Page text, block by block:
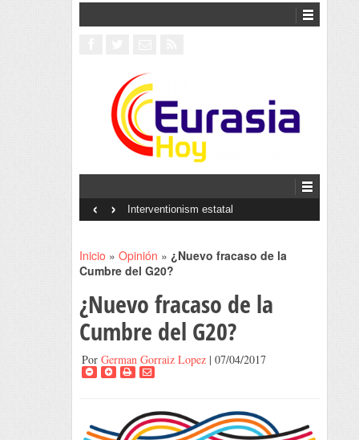
Interventionism estatal
‹ ›
Inicio » Opinión » ¿Nuevo fracaso de la
Cumbre del G20?
¿Nuevo fracaso de la
Cumbre del G20?
Por German Gorraiz Lopez| 07/04/2017